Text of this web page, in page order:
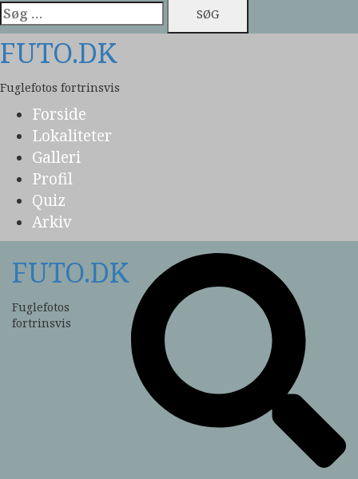
Søg
efter:
FUTO.DK
Fuglefotos fortrinsvis
Forside
Lokaliteter
Galleri
Profil
Quiz
Arkiv
FUTO.DK
Fuglefotos
fortrinsvis